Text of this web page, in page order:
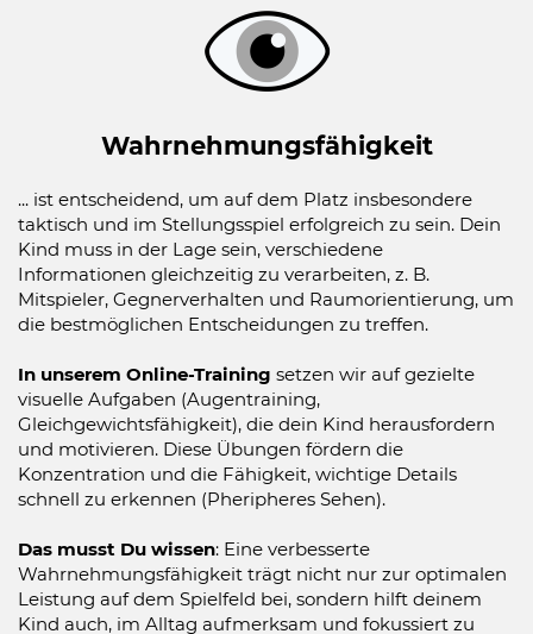
Wahrnehmungsfähigkeit
... ist entscheidend, um auf dem Platz insbesondere
taktisch und im Stellungsspiel erfolgreich zu sein. Dein
Kind muss in der Lage sein, verschiedene
Informationen gleichzeitig zu verarbeiten, z. B.
Mitspieler, Gegnerverhalten und Raumorientierung, um
die bestmöglichen Entscheidungen zu treffen.
In unserem Online-Training setzen wir auf gezielte
visuelle Aufgaben (Augentraining,
Gleichgewichtsfähigkeit), die dein Kind herausfordern
und motivieren. Diese Übungen fördern die
Konzentration und die Fähigkeit, wichtige Details
schnell zu erkennen (Pheripheres Sehen).
Das musst Du wissen: Eine verbesserte
Wahrnehmungsfähigkeit trägt nicht nur zur optimalen
Leistung auf dem Spielfeld bei, sondern hilft deinem
Kind auch, im Alltag aufmerksam und fokussiert zu